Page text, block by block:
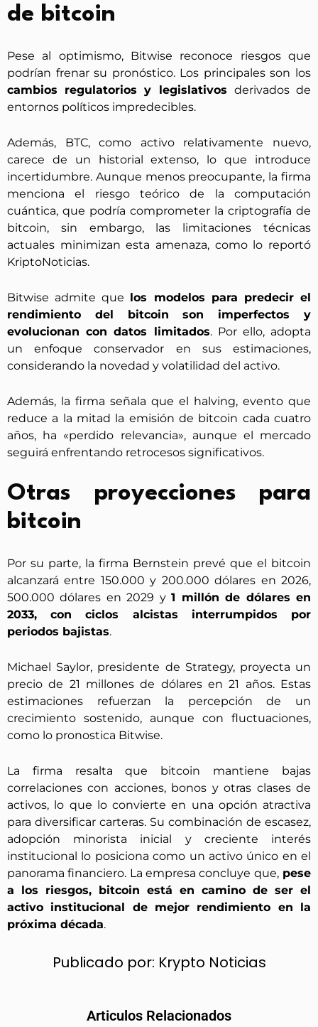
de bitcoin
Pese al optimismo, Bitwise reconoce riesgos que
podrían frenar su pronóstico. Los principales son los
cambios regulatorios y legislativos derivados de
entornos políticos impredecibles.
Además, BTC, como activo relativamente nuevo,
carece de un historial extenso, lo que introduce
incertidumbre. Aunque menos preocupante, la firma
menciona el riesgo teórico de la computación
cuántica, que podría comprometer la criptografía de
bitcoin, sin embargo, las limitaciones técnicas
actuales minimizan esta amenaza, como lo reportó
KriptoNoticias.
Bitwise admite que los modelos para predecir el
rendimiento del bitcoin son imperfectos y
evolucionan con datos limitados. Por ello, adopta
un enfoque conservador en sus estimaciones,
considerando la novedad y volatilidad del activo.
Además, la firma señala que el halving, evento que
reduce a la mitad la emisión de bitcoin cada cuatro
años, ha «perdido relevancia», aunque el mercado
seguirá enfrentando retrocesos significativos.
Otras proyecciones para
bitcoin
Por su parte, la firma Bernstein prevé que el bitcoin
alcanzará entre 150.000 y 200.000 dólares en 2026,
500.000 dólares en 2029 y1 millón de dólares en
2033, con ciclos alcistas interrumpidos por
periodos bajistas.
Michael Saylor, presidente de Strategy, proyecta un
precio de 21 millones de dólares en 21 años. Estas
estimaciones refuerzan la percepción de un
crecimiento sostenido, aunque con fluctuaciones,
como lo pronostica Bitwise.
La firma resalta que bitcoin mantiene bajas
correlaciones con acciones, bonos y otras clases de
activos, lo que lo convierte en una opción atractiva
para diversificar carteras. Su combinación de escasez,
adopción minorista inicial y creciente interés
institucional lo posiciona como un activo único en el
panorama financiero. La empresa concluye que,pese
a los riesgos, bitcoin está en camino de ser el
activo institucional de mejor rendimiento en la
próxima década.
Publicado por: Krypto Noticias
Articulos Relacionados